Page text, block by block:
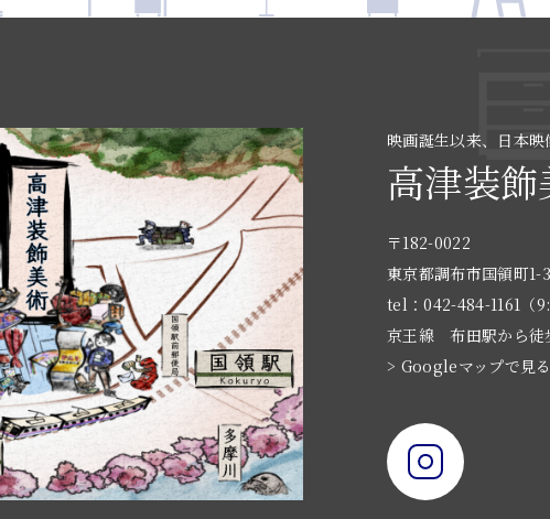
映画誕生以来、日本
高津装
〒182-0022
東京都調布市国領町1-
tel：042-484-1161（
京王線 布田駅から徒
> Googleマップで見る